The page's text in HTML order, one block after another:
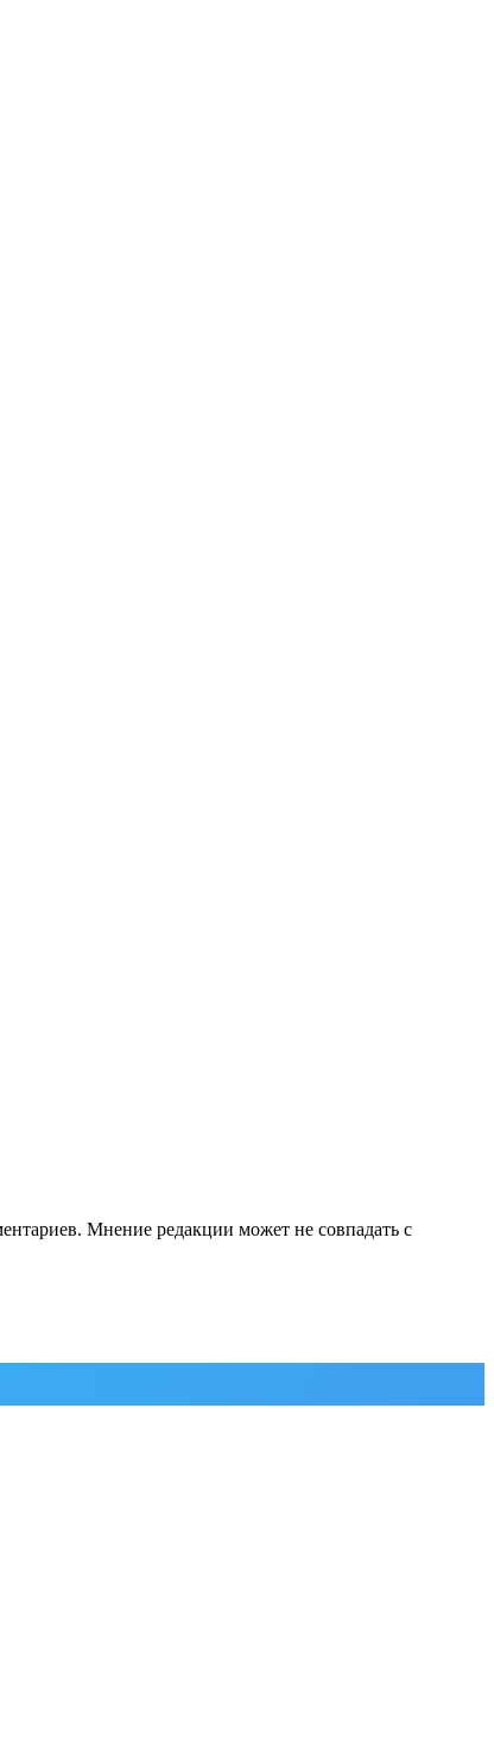
Мнение редакции может не совпадать с